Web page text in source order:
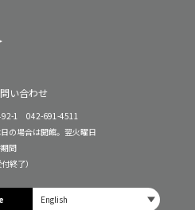
い合わせ
1 042-691-4511
の場合は開館。翌火曜日
間
終了）